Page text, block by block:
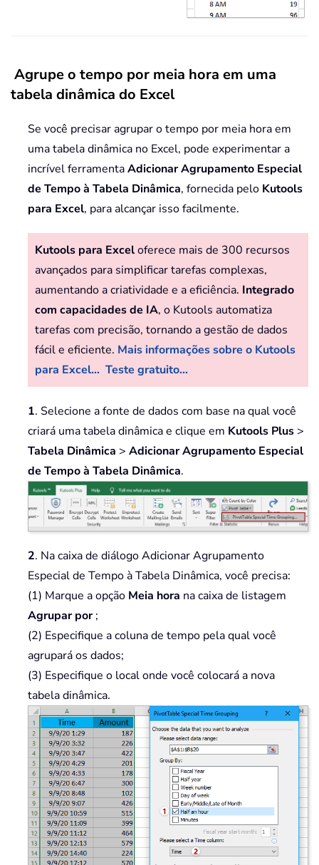
Agrupe o tempo por meia hora em uma
tabela dinâmica do Excel
Se você precisar agrupar o tempo por meia hora em
uma tabela dinâmica no Excel, pode experimentar a
incrível ferramentaAdicionar Agrupamento Especial
de Tempo à Tabela Dinâmica, fornecida pelo Kutools
para Excel, para alcançar isso facilmente.
Kutools para Exceloferece mais de 300 recursos
avançados para simplificar tarefas complexas,
aumentando a criatividade e a eficiência. Integrado
com capacidades de IA, o Kutools automatiza
tarefas com precisão, tornando a gestão de dados
fácil e eficiente. Mais informações sobre o Kutools
para Excel... Teste gratuito...
1. Selecione a fonte de dados com base na qual você
criará uma tabela dinâmica e clique em Kutools Plus >
Tabela Dinâmica > Adicionar Agrupamento Especial
de Tempo à Tabela Dinâmica.
2. Na caixa de diálogo Adicionar Agrupamento
Especial de Tempo à Tabela Dinâmica, você precisa:
(1) Marque a opção Meia hora na caixa de listagem
Agrupar por;
(2) Especifique a coluna de tempo pela qual você
agrupará os dados;
(3) Especifique o local onde você colocará a nova
tabela dinâmica.